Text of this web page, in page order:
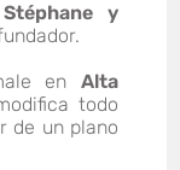
Stéphane y
en Alta
todo
de un plano